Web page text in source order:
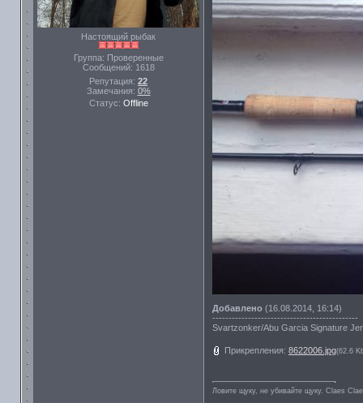
Настоящий рыбак
Группа: Проверенные
Сообщений: 1618
Репутация: 22
Замечания: 0%
Статус: Offline
Добавлено (16.08.2014, 16:14)
---------------------------------------------
Svartzonker/Abu Garcia Signature
Прикрепления: 8622006.jpg(62.6
Ловите щуку, не убивайте щуку. Сlaes